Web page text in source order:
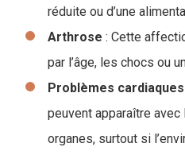
réduite ou d’une
Arthrose : Cette
par l’âge, les chocs ou
Problèmes
peuvent apparaître
organes, surtout si